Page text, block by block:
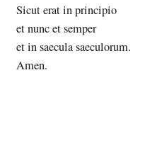
Sicut erat in principio
et nunc et semper
et in saecula saeculorum.
Amen.